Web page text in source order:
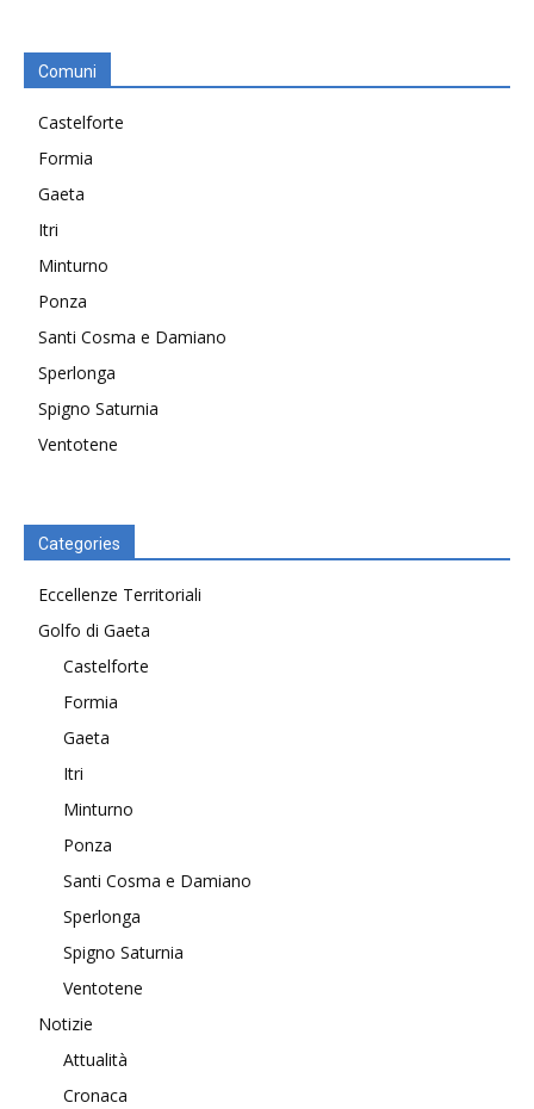
Comuni
Castelforte
Formia
Gaeta
Itri
Minturno
Ponza
Santi Cosma e Damiano
Sperlonga
Spigno Saturnia
Ventotene
Categories
Eccellenze Territoriali
Golfo di Gaeta
Castelforte
Formia
Gaeta
Itri
Minturno
Ponza
Santi Cosma e Damiano
Sperlonga
Spigno Saturnia
Ventotene
Notizie
Attualità
Cronaca